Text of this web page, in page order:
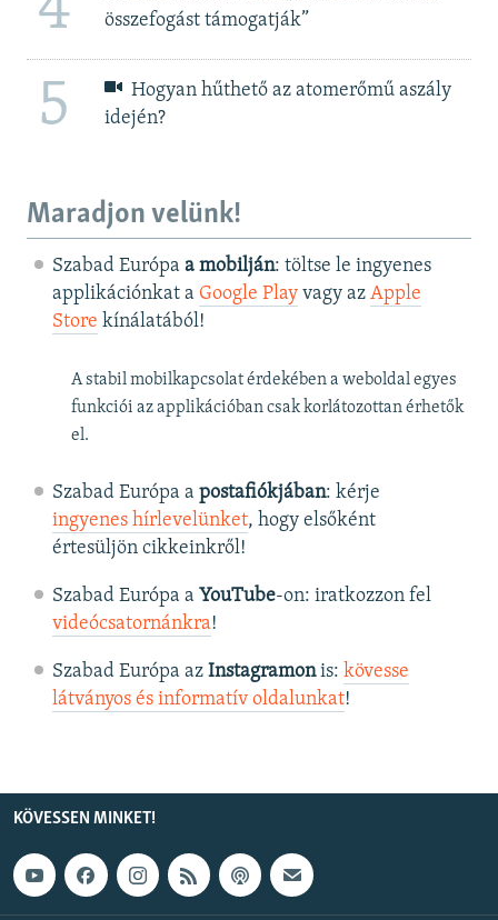
összefogást támogatják”
5
Hogyan hűthető az atomerőmű aszály
idején?
Maradjon velünk!
Szabad Európa a mobilján: töltse le ingyenes
applikációnkat a Google Playvagy az Apple
Store kínálatából!
A stabil mobilkapcsolat érdekében a weboldal egyes
funkciói az applikációban csak korlátozottan érhetők
el.
Szabad Európa a postafiókjában: kérje
ingyenes hírlevelünket, hogy elsőként
értesüljön cikkeinkről!
Szabad Európa a YouTube-on: iratkozzon fel
videócsatornánkra!
Szabad Európa az Instagramonis: kövesse
látványos és informatív oldalunkat! ​
KÖVESSEN MINKET!